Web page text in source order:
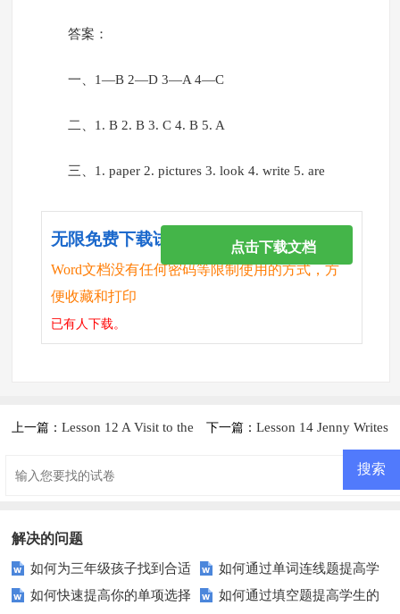
答案：
一、1—B 2—D 3—A 4—C
二、1. B 2. B 3. C 4. B 5. A
三、1. paper 2. pictures 3. look 4. write 5. are
无限免费下载试卷
Word文档没有任何密码等限制使用的方式，方
便收藏和打印
已有人下载。
点击下载文档
上一篇：Lesson 12 A Visit to the 下一篇： Lesson 14 Jenny Writes
解决的问题
如何为三年级孩子找到合适
的英语综合试卷？
如何通过单词连线题提高学
生的词汇记忆效果？
如何快速提高你的单项选择
如何通过填空题提高学生的